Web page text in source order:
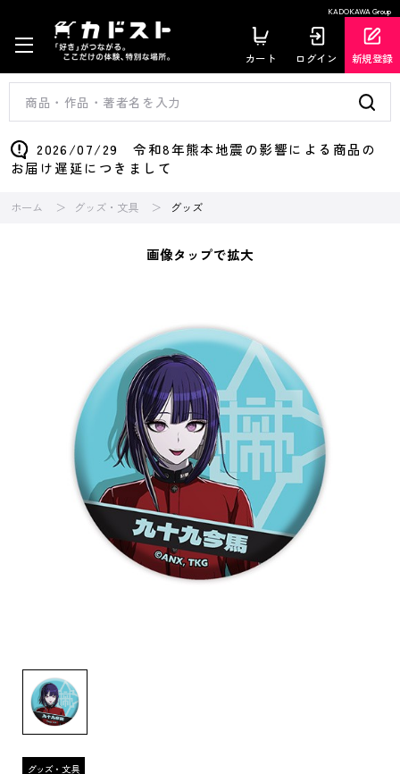
KADOKAWA Group
カート ログイン 新規登録
2026/07/29 令和8年熊本地震の影響による商品の
お届け遅延につきまして
ホーム グッズ・文具 グッズ
画像タップで拡大